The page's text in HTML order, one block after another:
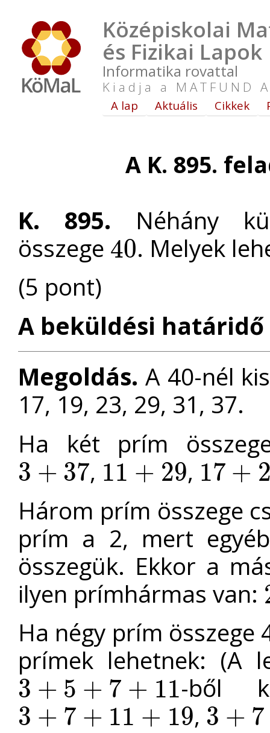
Középiskolai
és Fizikai Lapok
Informatika rovattal
Kiadja a MATFUND
A lap Aktuális Cikkek
A K. 895.
K. 895. Néhány
összege 40
40
. Melyek
(5 pont)
A beküldési határidő
Megoldás. A 40-nél
17, 19, 23, 29, 31, 37.
Ha két prím
3 + 37
3+ 37 , 11 + 29
11 +29 , 17 +
17 +23
Három prím összege
prím a 2, mert
összegük. Ekkor a
ilyen prímhármas van: 2
Ha négy prím összege
prímek lehetnek: (A
3 + 5 + 7 + 11
3+ +7+ 11 -ből
3 + 7 + 11 + 19
3+ +11 19 , 3 + 7
3+ +13
17